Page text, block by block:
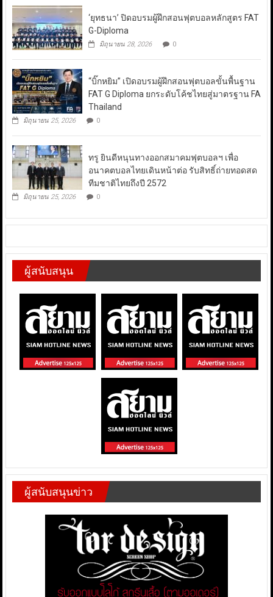
‘ยุทธนา’ ปิดอบรมผู้ฝึกสอนฟุตบอลหลักสูตร FAT
G-Diploma
มิถุนายน 28, 2026 0
“บิ๊กหยิม” เปิดอบรมผู้ฝึกสอนฟุตบอลขั้นพื้นฐาน
FAT G Diploma ยกระดับโค้ชไทยสู่มาตรฐาน FA
Thailand
มิถุนายน 25, 2026 0
ทรู ยินดีหนุนทางออกสมาคมฟุตบอลฯ เพื่อ
อนาคตบอลไทยเดินหน้าต่อ รับสิทธิ์ถ่ายทอดสด
ทีมชาติไทยถึงปี 2572
มิถุนายน 25, 2026 0
ผู้สนับสนุน
ผู้สนับสนุนข่าว